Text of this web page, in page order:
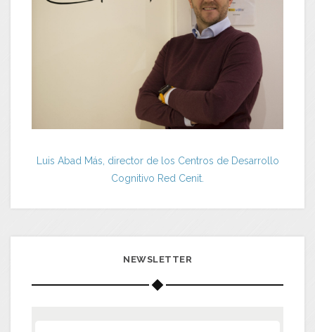
Luis Abad Más, director de los Centros de Desarrollo
Cognitivo Red Cenit.
NEWSLETTER